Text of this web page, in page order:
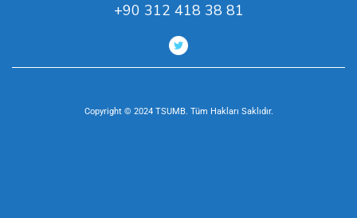
+90 312 418 38 81
Copyright © 2024 TSUMB. Tüm Hakları Saklıdır.